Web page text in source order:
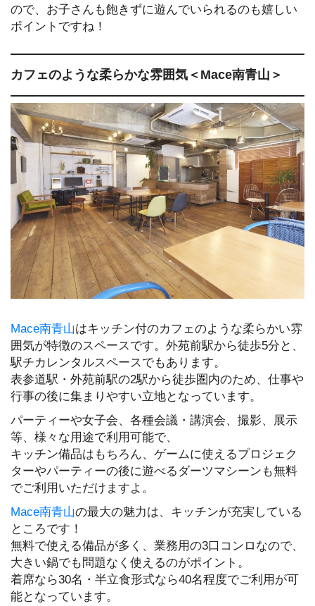
ので、お子さんも飽きずに遊んでいられるのも嬉しい
ポイントですね！
カフェのような柔らかな雰囲気＜Mace南青山＞
Mace南青山はキッチン付のカフェのような柔らかい雰
囲気が特徴のスペースです。外苑前駅から徒歩5分と、
駅チカレンタルスペースでもあります。
表参道駅・外苑前駅の2駅から徒歩圏内のため、仕事や
行事の後に集まりやすい立地となっています。
パーティーや女子会、各種会議・講演会、撮影、展示
等、様々な用途で利用可能で、
キッチン備品はもちろん、ゲームに使えるプロジェク
ターやパーティーの後に遊べるダーツマシーンも無料
でご利用いただけますよ。
Mace南青山の最大の魅力は、キッチンが充実している
ところです！
無料で使える備品が多く、業務用の3口コンロなので、
大きい鍋でも問題なく使えるのがポイント。
着席なら30名・半立食形式なら40名程度でご利用が可
能となっています。